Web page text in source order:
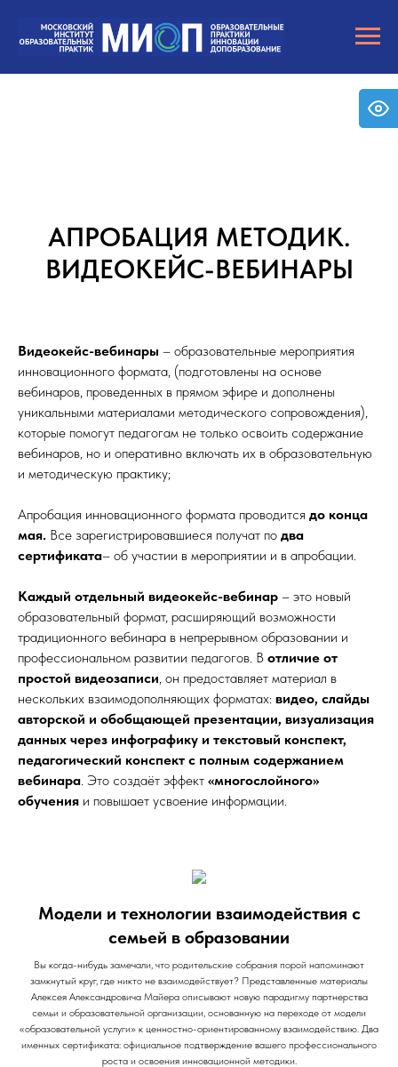
АПРОБАЦИЯ МЕТОДИК.
ВИДЕОКЕЙС-ВЕБИНАРЫ
Видеокейс-вебинары – образовательные мероприятия
инновационного формата, (подготовлены на основе
вебинаров, проведенных в прямом эфире и дополнены
уникальными материалами методического сопровождения),
которые помогут педагогам не только освоить содержание
вебинаров, но и оперативно включать их в образовательную
и методическую практику;
Апробация инновационного формата проводится до конца
мая. Все зарегистрировавшиеся получат по два
сертификата– об участии в мероприятии и в апробации.
Каждый отдельный видеокейс-вебинар – это новый
образовательный формат, расширяющий возможности
традиционного вебинара в непрерывном образовании и
профессиональном развитии педагогов. В отличие от
простой видеозаписи , он предоставляет материал в
нескольких взаимодополняющих форматах: видео, слайды
авторской и обобщающей презентации, визуализация
данных через инфографику и текстовый конспект,
педагогический конспект с полным содержанием
вебинара . Это создаёт эффект «многослойного»
обучения и повышает усвоение информации.
Модели и технологии взаимодействия с
семьей в образовании
Вы когда-нибудь замечали, что родительские собрания порой напоминают
замкнутый круг, где никто не взаимодействует? Представленные материалы
Алексея Александровича Майера описывают новую парадигму партнерства
семьи и образовательной организации, основанную на переходе от модели
«образовательной услуги» к ценностно-ориентированному взаимодействию. Два
именных сертификата: официальное подтверждение вашего профессионального
роста и освоения инновационной методики.